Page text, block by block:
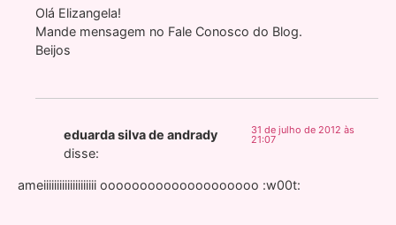
Olá Elizangela!
Mande mensagem no Fale Conosco do Blog.
Beijos
eduarda silva de andrady
disse:
31 de julho de 2012 às
21:07
ameiiiiiiiiiiiiiiiiiiii oooooooooooooooooooo :w00t: